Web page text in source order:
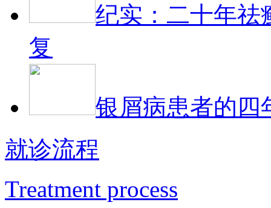
纪实：二十年祛
复
银屑病患者的四
就诊流程
Treatment process